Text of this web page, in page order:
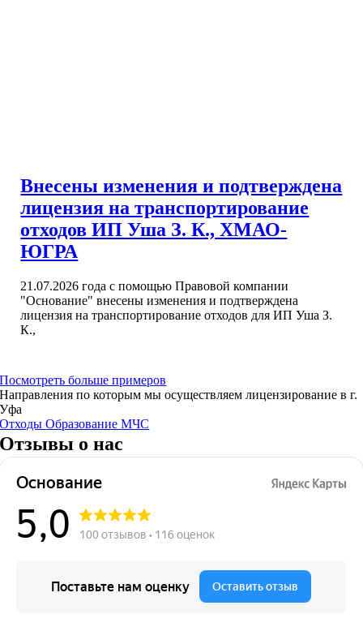
Внесены изменения и подтверждена
лицензия на транспортирование
отходов ИП Уша З. К., ХМАО-
ЮГРА
21.07.2026 года с помощью Правовой компании
"Основание" внесены изменения и подтверждена
лицензия на транспортирование отходов для ИП Уша З.
К.,
Посмотреть больше примеров
Направления по которым мы осуществляем лицензирование в г.
Уфа
ОтходыОбразованиеМЧС
Отзывы о нас